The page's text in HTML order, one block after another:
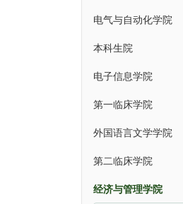
电气与自动化学院
本科生院
电子信息学院
第一临床学院
外国语言文学学院
第二临床学院
经济与管理学院